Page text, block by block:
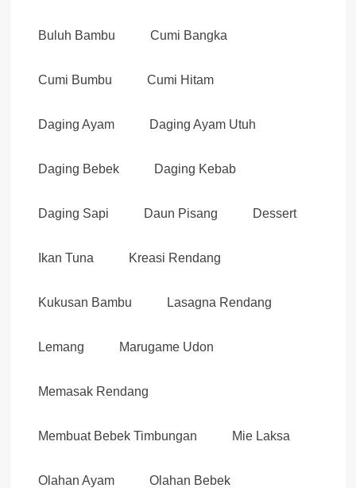
Buluh Bambu Cumi Bangka
Cumi Bumbu Cumi Hitam
Daging Ayam Daging Ayam Utuh
Daging Bebek Daging Kebab
Daging Sapi Daun Pisang Dessert
Ikan Tuna Kreasi Rendang
Kukusan Bambu Lasagna Rendang
Lemang Marugame Udon
Memasak Rendang
Membuat Bebek Timbungan Mie Laksa
Olahan Ayam Olahan Bebek